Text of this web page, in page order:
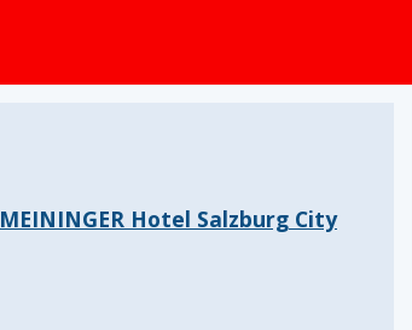
MEININGER Hotel Salzburg City